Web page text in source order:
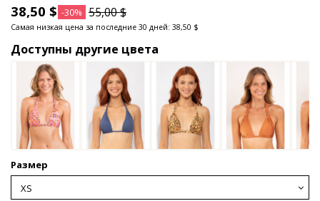
38,50 $ -30% 55,00 $
Самая низкая цена за последние 30 дней: 38,50 $
Доступны другие цвета
Размер